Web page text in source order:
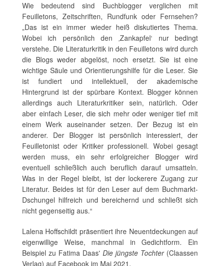
Wie bedeutend sind Buchblogger verglichen mit
Feuilletons, Zeitschriften, Rundfunk oder Fernsehen?
„Das ist ein immer wieder heiß diskutiertes Thema.
Wobei ich persönlich den ‚Zankapfel‘ nur bedingt
verstehe. Die Literaturkritik in den Feuilletons wird durch
die Blogs weder abgelöst, noch ersetzt. Sie ist eine
wichtige Säule und Orientierungshilfe für die Leser. Sie
ist fundiert und intellektuell, der akademische
Hintergrund ist der spürbare Kontext. Blogger können
allerdings auch Literaturkritiker sein, natürlich. Oder
aber einfach Leser, die sich mehr oder weniger tief mit
einem Werk auseinander setzen. Der Bezug ist ein
anderer. Der Blogger ist persönlich interessiert, der
Feuilletonist oder Kritiker professionell. Wobei gesagt
werden muss, ein sehr erfolgreicher Blogger wird
eventuell schließlich auch beruflich darauf umsatteln.
Was in der Regel bleibt, ist der lockerere Zugang zur
Literatur. Beides ist für den Leser auf dem Buchmarkt-
Dschungel hilfreich und bereichernd und schließt sich
nicht gegenseitig aus.“
Lalena Hoffschildt präsentiert ihre Neuentdeckungen auf
eigenwillige Weise, manchmal in Gedichtform. Ein
Beispiel zu Fatima Daas' Die jüngste Tochter(Claassen
Verlag) auf Facebook im Mai 2021.